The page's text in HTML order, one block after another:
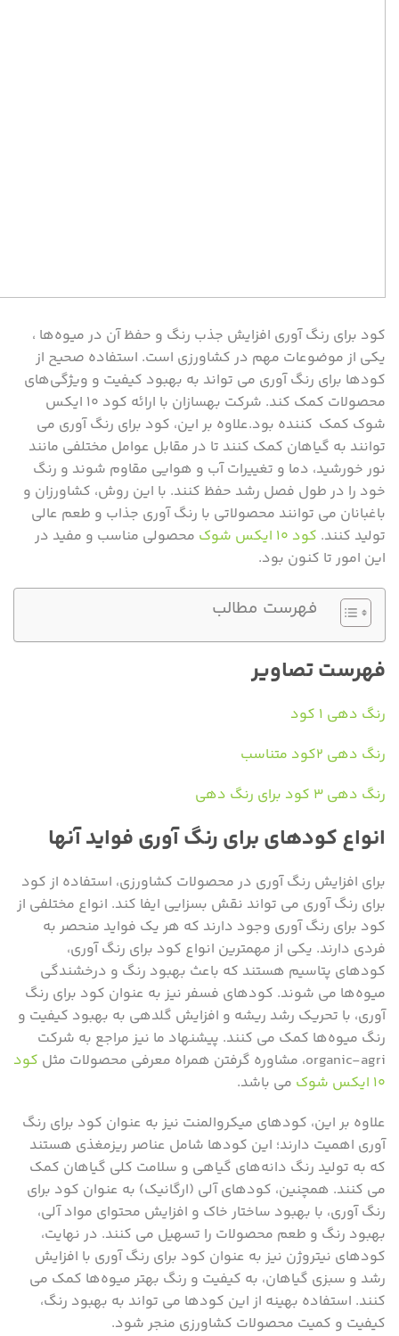
کود برای رنگ آوری افزایش جذب رنگ و حفظ آن در میوه‌ها ،
یکی از موضوعات مهم در کشاورزی است. استفاده صحیح از
کودها برای رنگ آوری می ‌تواند به بهبود کیفیت و ویژگی‌های
محصولات کمک کند. شرکت بهسازان با ارائه کود ۱۰ ایکس
شوک کمک کننده بود.علاوه بر این، کود برای رنگ آوری می
‌توانند به گیاهان کمک کنند تا در مقابل عوامل مختلفی مانند
نور خورشید، دما و تغییرات آب و هوایی مقاوم شوند و رنگ
خود را در طول فصل رشد حفظ کنند. با این روش، کشاورزان و
باغبانان می ‌توانند محصولاتی با رنگ‌ آوری جذاب و طعم عالی
تولید کنند. کود ۱۰ ایکس شوک
محصولی مناسب و مفید در
این امور تا کنون بود.
فهرست مطالب
فهرست تصاویر
رنگ دهی ۱ کود
رنگ دهی ۲کود متناسب
رنگ دهی ۳ کود برای رنگ دهی
انواع کودهای برای رنگ آوری فواید آنها
برای افزایش رنگ آوری در محصولات کشاورزی، استفاده از کود
برای رنگ آوری می ‌تواند نقش بسزایی ایفا کند. انواع مختلفی از
کود برای رنگ آوری وجود دارند که هر یک فواید منحصر به
فردی دارند. یکی از مهمترین انواع کود برای رنگ آوری،
کودهای پتاسیم هستند که باعث بهبود رنگ و درخشندگی
میوه‌ها می ‌شوند. کودهای فسفر نیز به عنوان کود برای رنگ
آوری، با تحریک رشد ریشه و افزایش گلدهی به بهبود کیفیت و
رنگ میوه‌ها کمک می‌ کنند. پیشنهاد ما نیز مراجع به شرکت
organic-agri، مشاوره گرفتن همراه معرفی محصولات مثل
کود
۱۰ ایکس شوک
می باشد.
علاوه بر این، کودهای میکروالمنت نیز به عنوان کود برای رنگ
آوری اهمیت دارند؛ این کودها شامل عناصر ریزمغذی هستند
که به تولید رنگ دانه‌های گیاهی و سلامت کلی گیاهان کمک
می ‌کنند. همچنین، کودهای آلی (ارگانیک) به عنوان کود برای
رنگ آوری، با بهبود ساختار خاک و افزایش محتوای مواد آلی،
بهبود رنگ و طعم محصولات را تسهیل می‌ کنند. در نهایت،
کودهای نیتروژن نیز به عنوان کود برای رنگ آوری با افزایش
رشد و سبزی گیاهان، به کیفیت و رنگ بهتر میوه‌ها کمک می‌
کنند. استفاده بهینه از این کودها می ‌تواند به بهبود رنگ،
کیفیت و کمیت محصولات کشاورزی منجر شود.